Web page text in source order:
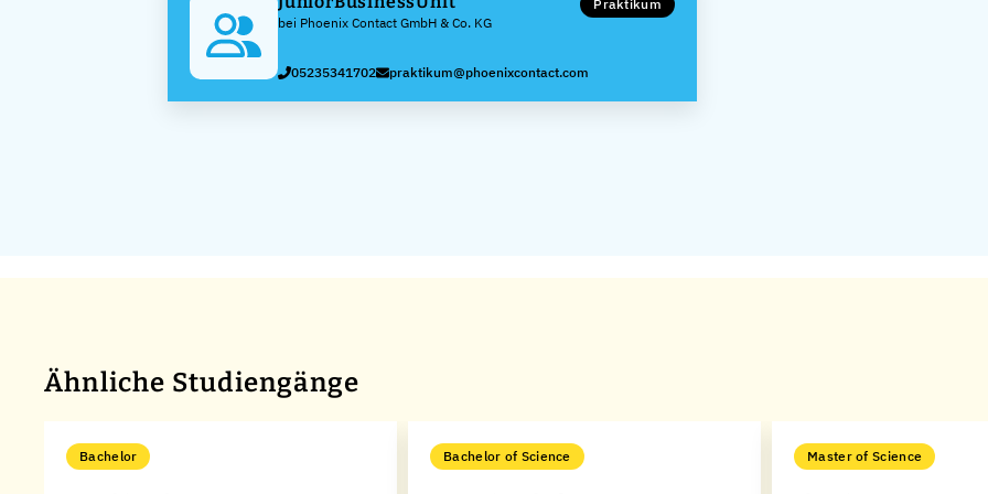
bei Phoenix Contact GmbH & Co. KG
Praktikum
05235341702 praktikum@phoenixcontact.com
Ähnliche Studiengänge
Bachelor Bachelor of Science Master of Science